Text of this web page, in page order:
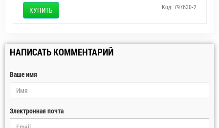
КУПИТЬ Код: 797630-2
НАПИСАТЬ КОММЕНТАРИЙ
Ваше имя
Электронная почта